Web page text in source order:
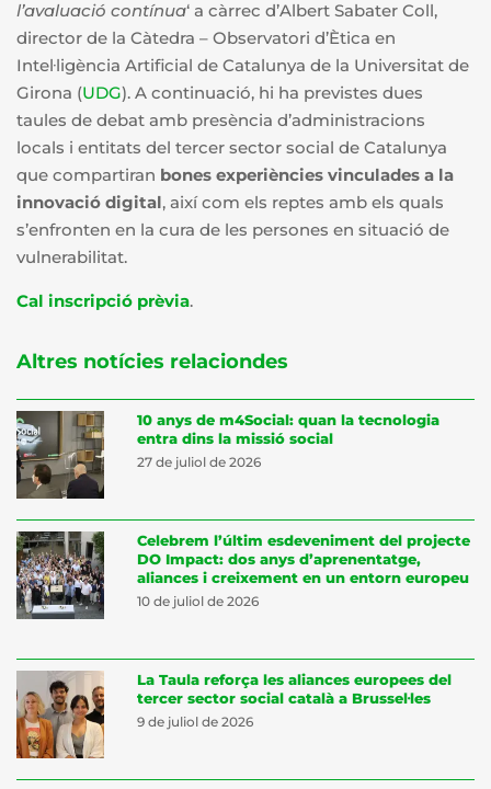
l’avaluació contínua‘ a càrrec d’Albert Sabater Coll,
director de la Càtedra – Observatori d’Ètica en
Intel·ligència Artificial de Catalunya de la Universitat de
Girona (UDG). A continuació, hi ha previstes dues
taules de debat amb presència d’administracions
locals i entitats del tercer sector social de Catalunya
que compartiran bones experiències vinculades a la
innovació digital, així com els reptes amb els quals
s’enfronten en la cura de les persones en situació de
vulnerabilitat.
Cal inscripció prèvia.
Altres notícies relaciondes
10 anys de m4Social: quan la tecnologia
entra dins la missió social
27 de juliol de 2026
Celebrem l’últim esdeveniment del projecte
DO Impact: dos anys d’aprenentatge,
aliances i creixement en un entorn europeu
10 de juliol de 2026
La Taula reforça les aliances europees del
tercer sector social català a Brussel·les
9 de juliol de 2026